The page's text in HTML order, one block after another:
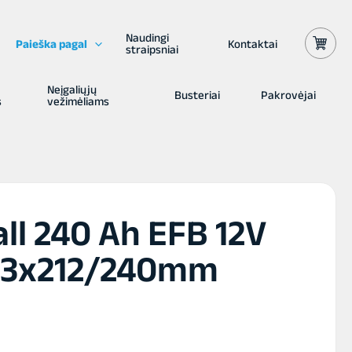
Paieška pagal
Naudingi
straipsniai
Kontaktai
Neįgaliųjų
vežimėliams
Busteriai Pakrovėjai
240 Ah EFB 12V
240mm